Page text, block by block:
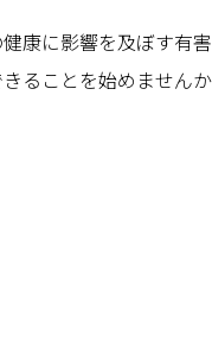
康に影響を及ぼす有
ることを始めませんか